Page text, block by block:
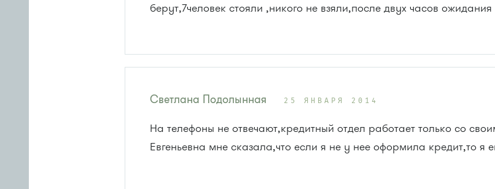
берут,7человек стояли ,никого не взяли,после двух часов
Светлана Подолынная 25 ЯНВАРЯ 2014
На телефоны не отвечают,кредитный отдел работает только со
Евгеньевна мне сказала,что если я не у нее оформила кредит,то я